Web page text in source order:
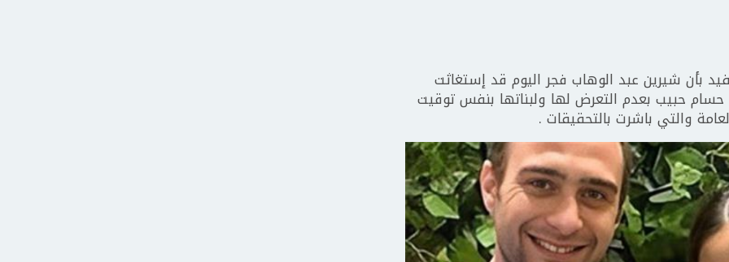
بأن شيرين عبد الوهاب فجر اليوم قد إستغاثت
حبيب بعدم التعرض لها ولبناتها بنفس توقيت
والتي باشرت بالتحقيقات .